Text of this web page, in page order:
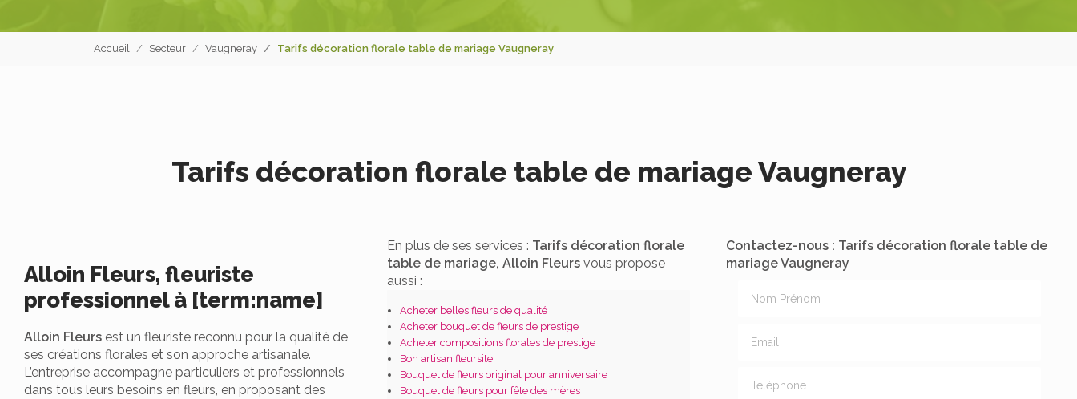
Accueil Secteur Vaugneray Tarifs décoration florale table de mariage Vaugneray
Tarifs décoration florale table de mariage Vaugneray
Alloin Fleurs, fleuriste
professionnel à [term:name]
Alloin Fleurs est un fleuriste reconnu pour la qualité de
ses créations florales et son approche artisanale.
L’entreprise accompagne particuliers et professionnels
dans tous leurs besoins en fleurs, en proposant des
En plus de ses services : Tarifs décoration florale
table de mariage, Alloin Fleursvous propose
aussi :
Acheter belles fleurs de qualité
Acheter bouquet de fleurs de prestige
Acheter compositions florales de prestige
Bon artisan fleursite
Bouquet de fleurs original pour anniversaire
Bouquet de fleurs pour fête des mères
Contactez-nous : Tarifs décoration florale table de
mariage Vaugneray